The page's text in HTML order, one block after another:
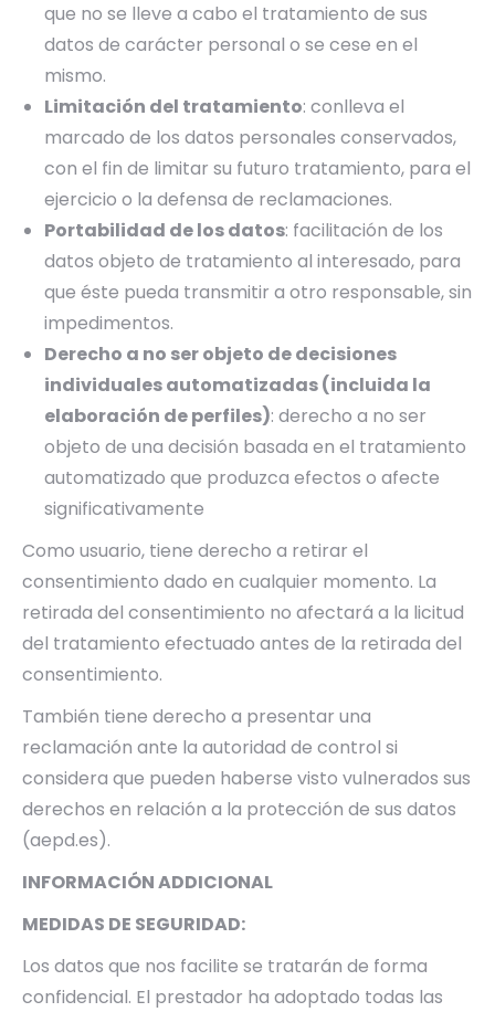
que no se lleve a cabo el tratamiento de sus
datos de carácter personal o se cese en el
mismo.
Limitación del tratamiento: conlleva el
marcado de los datos personales conservados,
con el fin de limitar su futuro tratamiento, para el
ejercicio o la defensa de reclamaciones.
Portabilidad de los datos: facilitación de los
datos objeto de tratamiento al interesado, para
que éste pueda transmitir a otro responsable, sin
impedimentos.
Derecho a no ser objeto de decisiones
individuales automatizadas (incluida la
elaboración de perfiles): derecho a no ser
objeto de una decisión basada en el tratamiento
automatizado que produzca efectos o afecte
significativamente
Como usuario, tiene derecho a retirar el
consentimiento dado en cualquier momento. La
retirada del consentimiento no afectará a la licitud
del tratamiento efectuado antes de la retirada del
consentimiento.
También tiene derecho a presentar una
reclamación ante la autoridad de control si
considera que pueden haberse visto vulnerados sus
derechos en relación a la protección de sus datos
(aepd.es).
INFORMACIÓN ADDICIONAL
MEDIDAS DE SEGURIDAD:
Los datos que nos facilite se tratarán de forma
confidencial. El prestador ha adoptado todas las